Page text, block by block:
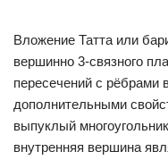
Вложение Татта или
вершинно 3-связного
пересечений с рёбрами
дополнительными
выпуклый
внутренняя вершина